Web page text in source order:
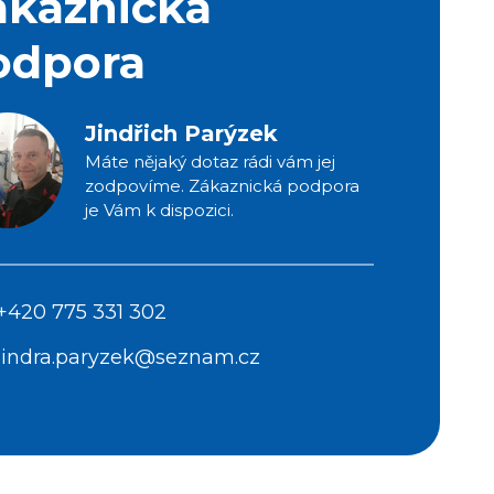
Jindřich Parýzek
Máte nějaký dotaz rádi vám jej
zodpovíme. Zákaznická podpora
je Vám k dispozici.
775 331 302